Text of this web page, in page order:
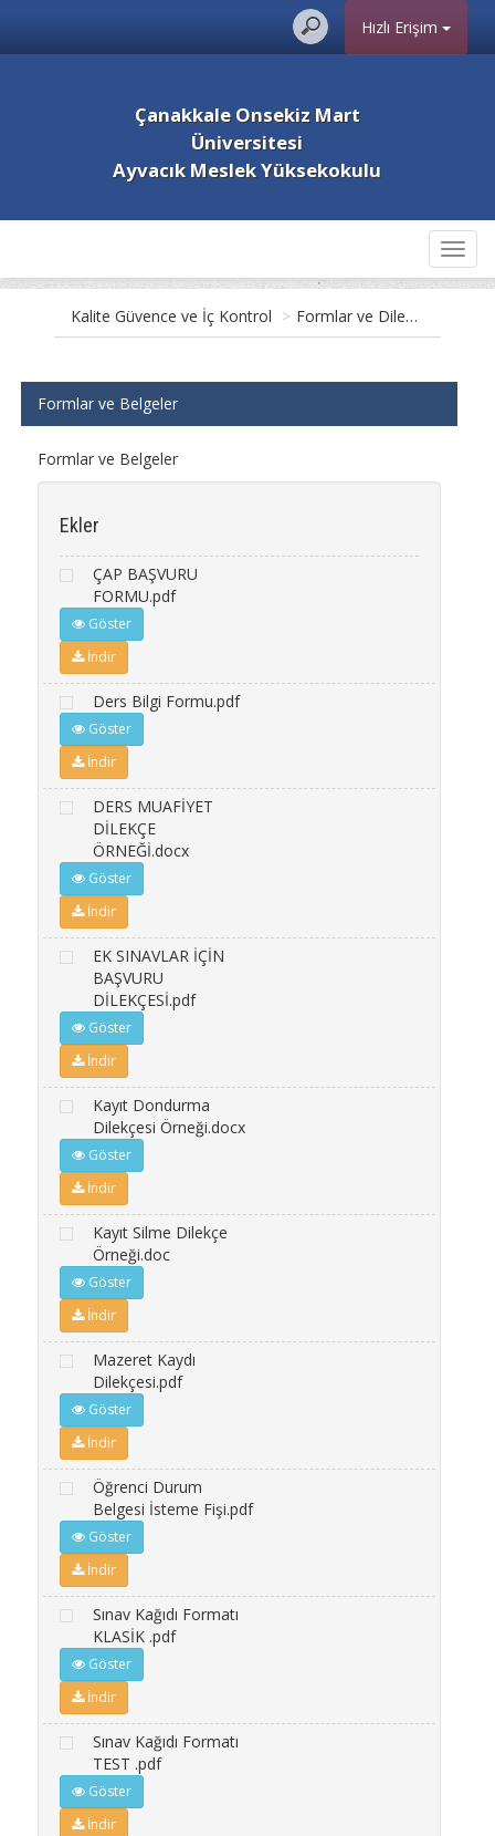
Hızlı Erişim
Çanakkale Onsekiz Mart
Üniversitesi
Ayvacık Meslek Yüksekokulu
Kalite Güvence ve İç Kontrol > Formlar ve Dilekçeler
Formlar ve Belgeler
Formlar ve Belgeler
Ekler
ÇAP BAŞVURU
FORMU.pdf
Göster
İndir
Ders Bilgi Formu.pdf
Göster
İndir
DERS MUAFİYET
DİLEKÇE
ÖRNEĞİ.docx
Göster
İndir
EK SINAVLAR İÇİN
BAŞVURU
DİLEKÇESİ.pdf
Göster
İndir
Kayıt Dondurma
Dilekçesi Örneği.docx
Göster
İndir
Kayıt Silme Dilekçe
Örneği.doc
Göster
İndir
Mazeret Kaydı
Dilekçesi.pdf
Göster
İndir
Öğrenci Durum
Belgesi İsteme Fişi.pdf
Göster
İndir
Sınav Kağıdı Formatı
KLASİK .pdf
Göster
İndir
Sınav Kağıdı Formatı
TEST .pdf
Göster
İndir